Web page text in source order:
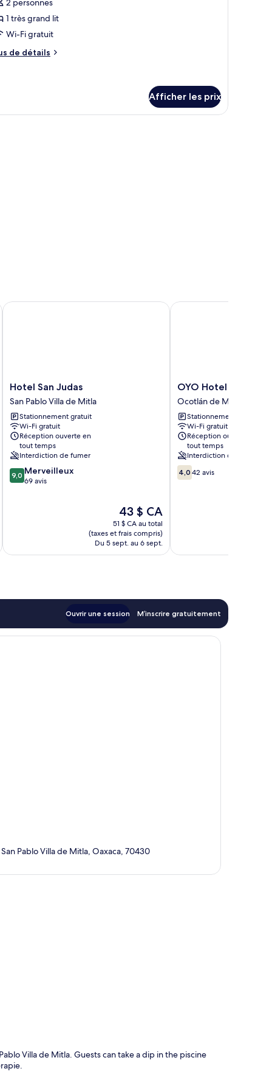
2 personnes
1 très grand lit
Wi-Fi gratuit
de détails
Afficher les prix
Fi (inclus), literie fournie
Hotel
San
Judas
San
Pablo
Villa
de
Mitla
Hotel San Judas
San Pablo Villa de Mitla
Stationnement gratuit
Wi-Fi gratuit
Réception ouverte en
tout temps
Interdiction de fumer
9.0
sur
9,0 Merveilleux
69 avis
Le
prix
est
de
43 $ CA
43 $ CA
51 $ CA au total
(taxes et frais compris)
Du 5 sept. au 6 sept.
Hotel San Judas
OYO
Hotel
Rey
David,
Oaxaca
Ocotlán
de
Morelos
OYO Hotel Rey
Ocotlán de Morelos
Stationnement gratuit
Wi-Fi gratuit
Réception ouverte en
tout temps
Interdiction de fumer
4.0
sur
4,0 42 avis
OYO Hotel Rey David,
Ouvrir une session M’inscrire gratuitement
Pablo Villa de Mitla, Oaxaca, 70430
Villa de Mitla. Guests can take a dip in the piscine